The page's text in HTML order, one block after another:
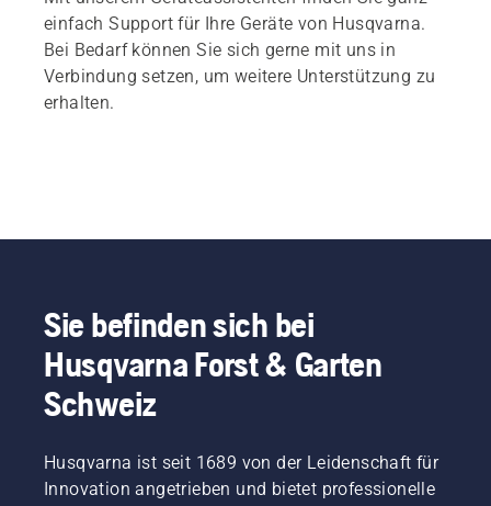
einfach Support für Ihre Geräte von Husqvarna.
Bei Bedarf können Sie sich gerne mit uns in
Verbindung setzen, um weitere Unterstützung zu
erhalten.
Sie befinden sich bei
Husqvarna Forst & Garten
Schweiz
Husqvarna ist seit 1689 von der Leidenschaft für
Innovation angetrieben und bietet professionelle